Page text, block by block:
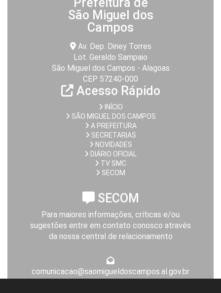
São Miguel dos
Campos
Av. Dep. Diney Torres
Lot. Geraldo Sampaio
São Miguel dos Campos - Alagoas
CEP 57240-000
Acesso Rápido
INÍCIO
SÃO MIGUEL DOS CAMPOS
A PREFEITURA
SECRETARIAS
NOVIDADES
DIÁRIO OFICIAL
TV SMC
SECOM
SECOM
Para maiores informações, críticas e/ou
sugestões entre em contato conosco através
da nossa central de relacionamento
comunicacao@saomigueldoscampos.al.gov.br